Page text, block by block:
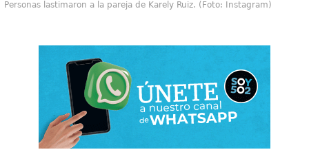
Personas lastimaron a la pareja de Karely Ruiz. (Foto: Instagram)